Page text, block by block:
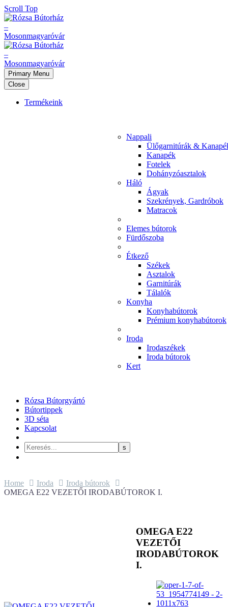
Scroll Top
Primary Menu
Close
Termékeink
Nappali
Ülőgarnitúrák &
Kanapék
Fotelek
Dohányzóasztalok
Háló
Ágyak
Szekrények, Gardróbok
Matracok
Elemes bútorok
Fürdőszoba
Étkező
Székek
Asztalok
Garnitúrák
Tálalók
Konyha
Konyhabútorok
Prémium konyhabútorok
Iroda
Irodaszékek
Iroda bútorok
Kert
Rózsa Bútorgyártó
Bútortippek
3D séta
Kapcsolat
Home Iroda
Iroda bútorok
OMEGA E22 VEZETŐI IRODABÚTOROK I.
OMEGA E22
VEZETŐI
IRODABÚTOROK
I.